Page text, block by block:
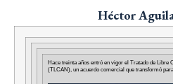
Héctor
Hace treinta años entró en vigor el Tratado de Libre
(TLCAN), un acuerdo comercial que transformó